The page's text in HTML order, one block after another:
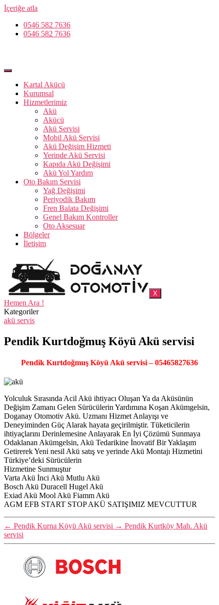
İçeriğe atla
0546 582 7636
0546 582 7636
Kartal Akücü
Kurumsal
Hizmetlerimiz
Akü
Akücü
Akü Servisi
Mobil Akü Servisi
Akü Değişim Hizmeti
Yerinde Akü Servisi
Kapıda Akü Değişimi
Akü Yol Yardım
Oto Bakım Servisi
Yağ Değişimi
Periyodik Bakım
Fren Balata Değişimi
Genel Bakım Kontroller
Oto Aksesuar
Bölgeler
İletişim
X
Hemen Ara !
Kategoriler
akü servis
Pendik Kurtdoğmuş Köyü Akü servisi
Pendik Kurtdoğmuş Köyü Akü servisi – 05465827636
Yolculuk Sırasında Acil Akü ihtiyacı Oluşan Ya da Aküsünün
Değişim Zamanı Gelen Sürücülerin Yardımına Koşan Akümgelsin,
Doganay Otomotiv Akü. Uzmanı Hizmet Anlayışı ve
Deneyiminden Güç Alarak hayata geçirilmiştir. Tüketicilerin
ihtiyaçlarını Derinlemesine Anlayarak En İyi Çözümü Sunmaya
Odaklanan Akümgelsin, Akü Tedarikine İnovatif Bir Yaklaşım
Getirerek Yeni nesil Akü satış ve yerinde Akü Montajı Hizmetini
Türkiye’deki Sürücülerin
Hizmetine Sunmuştur
Varta Akü İnci Akü Mutlu Akü
Bosch Akü Duracell Hugel Akü
Exiad Akü Mool Akü Fiamm Akü
AGM EFB START STOP AKÜ SATIŞIMIZ MEVCUTTUR
← Pendik Kurna Köyü Akü servisi → Pendik Kurtköy Mah. Akü
servisi